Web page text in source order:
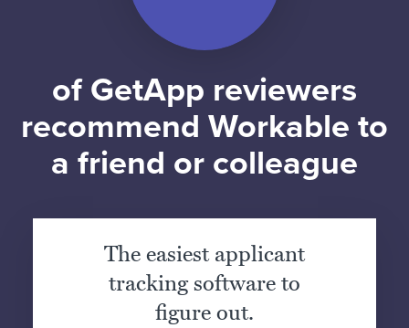
of GetApp reviewers
recommend Workable to
a friend or colleague
The easiest applicant
tracking software to
figure out.